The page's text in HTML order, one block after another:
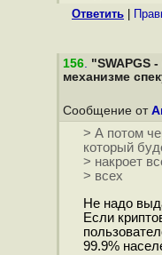
Ответить
156. "SWAPGS
механизме
Сообщение от
> А потом
который
> накроет
> всех
Не надо
Если
99.9%